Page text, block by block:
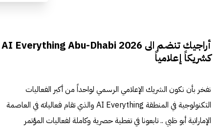
أراجيك تنضم الى AI Everything Abu-Dhabi 2026
كشريكاً إعلامياً
نفخر بأن نكون الشريك الإعلامي الرسمي لواحداً من أكبر الفعاليات
التكنولوجية في المنطقة AI Everything والذي تقام فعالياته في العاصمة
الإماراتية أبو ظبي .. تابعونا في تغطية حصرية وكاملة لفعاليات المؤتمر